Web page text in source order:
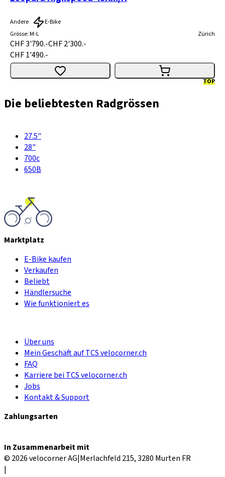
TOP
Andere
E-Bike
Grösse:M-L Zürich
CHF 3'790.-CHF 2'300.-
CHF 1'490.-
Die beliebtesten Radgrössen
27.5"
28"
700c
650B
Marktplatz
E-Bike kaufen
Verkaufen
Beliebt
Händlersuche
Wie funktioniert es
Über uns
Mein Geschäft auf TCS velocorner.ch
FAQ
Karriere bei TCS velocorner.ch
Jobs
Kontakt & Support
Zahlungsarten
In Zusammenarbeit mit
© 2026 velocorner AG|Merlachfeld 215, 3280 Murten FR
|